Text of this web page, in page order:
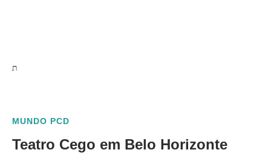
MUNDO PCD
Teatro Cego em Belo Horizonte